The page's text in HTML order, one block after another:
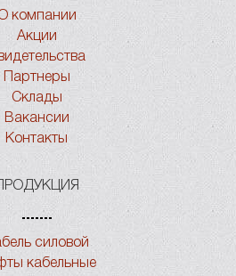
компании
Акции
Партнеры
Склады
Вакансии
Контакты
силовой
кабельные